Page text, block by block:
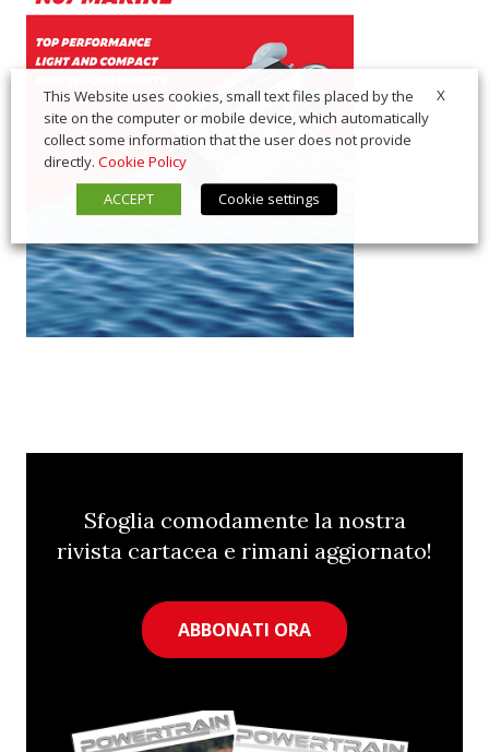
Sfoglia comodamente la nostra
rivista cartacea e rimani aggiornato!
ABBONATI ORA
X
This Website uses cookies, small text files placed by the
site on the computer or mobile device, which automatically
collect some information that the user does not provide
directly. Cookie Policy
ACCEPT
Cookie settings